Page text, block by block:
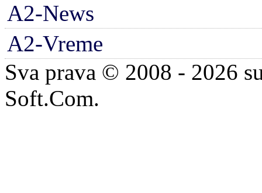
A2-News
A2-Vreme
Sva prava © 2008 - 2026
Soft.Com.